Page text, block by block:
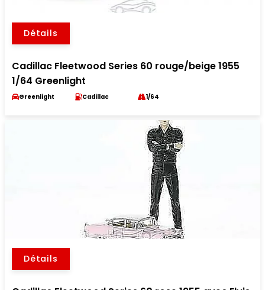
Détails
Cadillac Fleetwood Series 60 rouge/beige 1955
1/64 Greenlight
Greenlight Cadillac 1/64
Détails